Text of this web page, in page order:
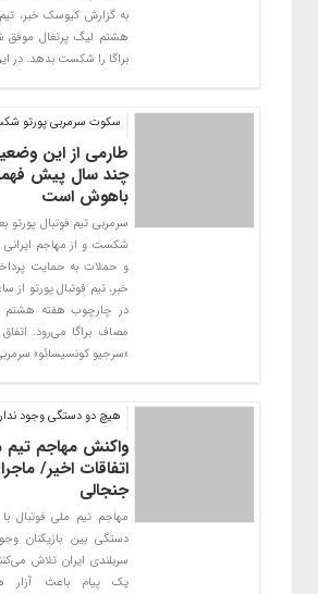
به گزارش کیوسک خبر، تیم
براگا را شکست بدهد. در
سکوت سرمربی پورتو
طارمی از این
چند سال پیش
باهوش است
شکست و از مهاجم ایرانی
و حملات به حمایت
در چارچوب هفته هشتم
مصاف براگا می‌رود.
«سرجیو کونسیسائو»
هیچ دو دستگی وجود
واکنش مهاجم تیم
اتفاقات اخیر/
جنجالی
مهاجم تیم ملی فوتبال
دستگی بین بازیکنان
سربلندی ایران تلاش
یک پیام باعث آزار